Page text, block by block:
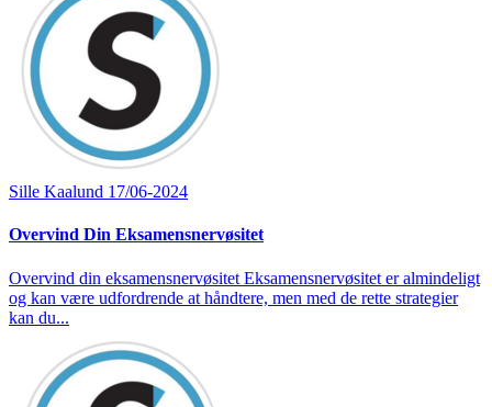
Sille Kaalund 17/06-2024
Overvind Din Eksamensnervøsitet
Overvind din eksamensnervøsitet Eksamensnervøsitet er almindeligt
og kan være udfordrende at håndtere, men med de rette strategier
kan du...